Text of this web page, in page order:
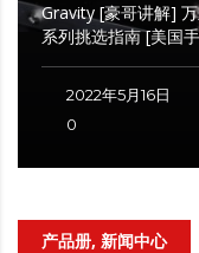
Gravity [豪哥讲解]
系列挑选指南 [美国
2022年5月16日
0
产品册, 新闻中心